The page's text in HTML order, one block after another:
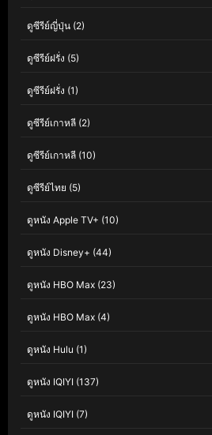
ดูซีรีย์ญี่ปุ่น (2)
ดูซีรีย์ฝรั่ง (5)
ดูซีรีย์ฝรั่ง (1)
ดูซีรีย์เกาหลี (2)
ดูซีรีย์เกาหลี (10)
ดูซีรีย์ไทย (5)
ดูหนัง Apple TV+ (10)
ดูหนัง Disney+ (44)
ดูหนัง HBO Max (23)
ดูหนัง HBO Max (4)
ดูหนัง Hulu (1)
ดูหนัง IQIYI (137)
ดูหนัง IQIYI (7)